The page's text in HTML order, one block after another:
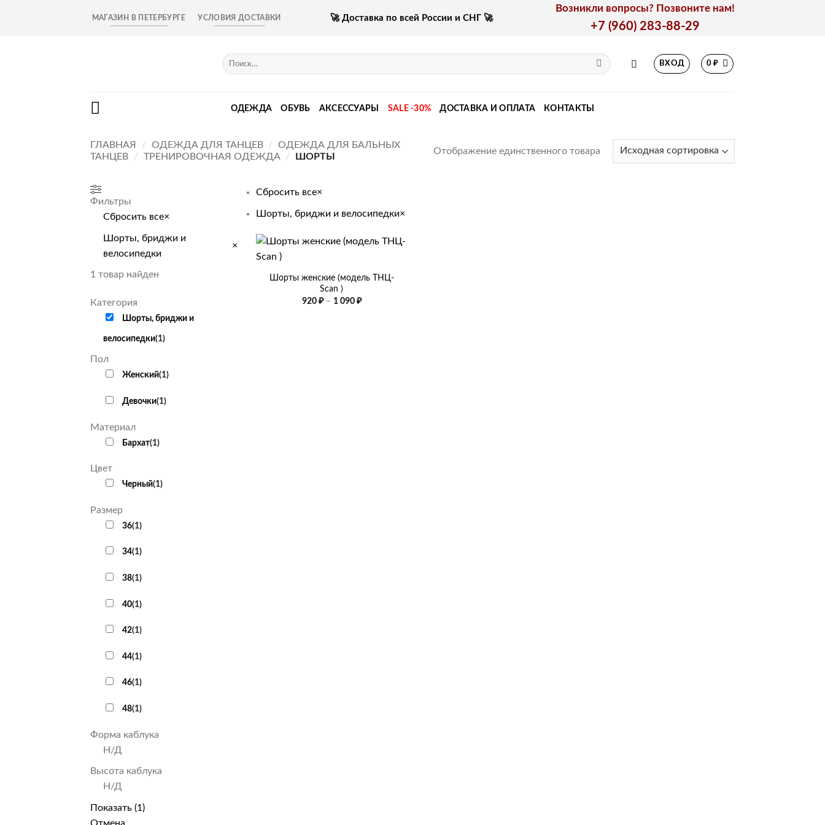
МАГАЗИН В ПЕТЕРБУРГЕ УСЛОВИЯ ДОСТАВКИ 🚀 Доставка по всей России и СНГ 🚀
Возникли вопросы? Позвоните нам!
+7 (960) 283-88-29
Искать:
ВХОД 0₽
ОДЕЖДА ОБУВЬ АКСЕССУАРЫ SALE -30% ДОСТАВКА И ОПЛАТА КОНТАКТЫ
ГЛАВНАЯ / ОДЕЖДА ДЛЯ ТАНЦЕВ /
ОДЕЖДА ДЛЯ БАЛЬНЫХ
ТАНЦЕВ
/ ТРЕНИРОВОЧНАЯ ОДЕЖДА / ШОРТЫ
Отображение единственного товара
Фильтры
Сбросить все×
Шорты, бриджи и
велосипедки
×
1 товар найден
Категория
Шорты, бриджи и
велосипедки(1)
Пол
Женский(1)
Девочки(1)
Материал
Бархат(1)
Цвет
Черный(1)
Размер
36(1)
34(1)
38(1)
40(1)
42(1)
44(1)
46(1)
48(1)
Форма каблука
Н/Д
Высота каблука
Н/Д
Показать (1 )
Отмена
Сбросить все×
Шорты, бриджи и велосипедки×
Шорты женские (модель ТНЦ-
Scan )
920 ₽ – 1 090 ₽Диапазон